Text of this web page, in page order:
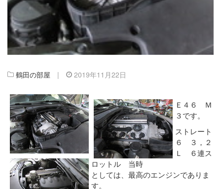
鶴田の部屋 | 2019年11月22日
Ｅ４６ Ｍ
３です。
ストレート
６ ３，２
Ｌ ６連ス
ロットル 当時
としては、最高のエンジンでありま
す。